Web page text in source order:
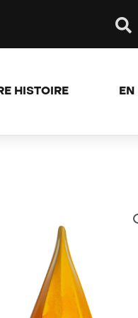
HISTOIRE EN